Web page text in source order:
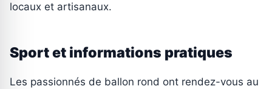
locaux et artisanaux.
Sport et informations pratiques
Les passionnés de ballon rond ont rendez-vous au